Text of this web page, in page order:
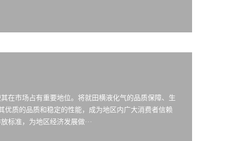
在市场占有重要地位。将就田横液化气的品质保障、生
质的品质和稳定的性能，成为地区内广大消费者信赖
标准，为地区经济发展做···